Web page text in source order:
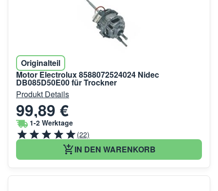
Originalteil
Motor Electrolux 8588072524024 Nidec
DB085D50E00 für Trockner
Produkt Details
99,89 €
1-2 Werktage
(22)
IN DEN WARENKORB